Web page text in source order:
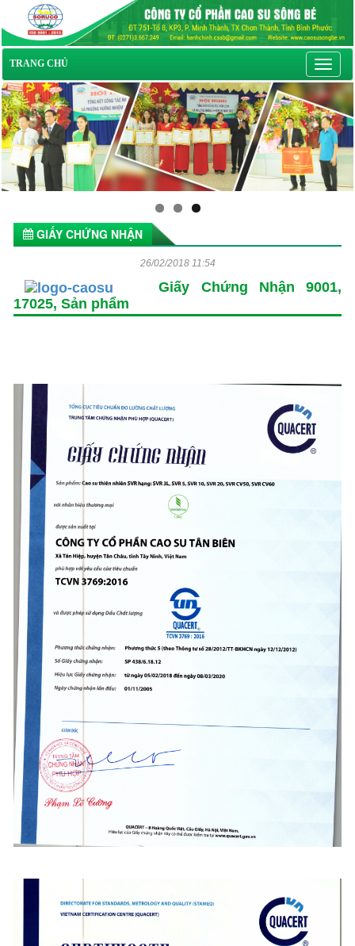
TRANG CHỦ
GIẤY CHỨNG NHẬN
26/02/2018 11:54
Giấy Chứng Nhận 9001,
17025, Sản phẩm